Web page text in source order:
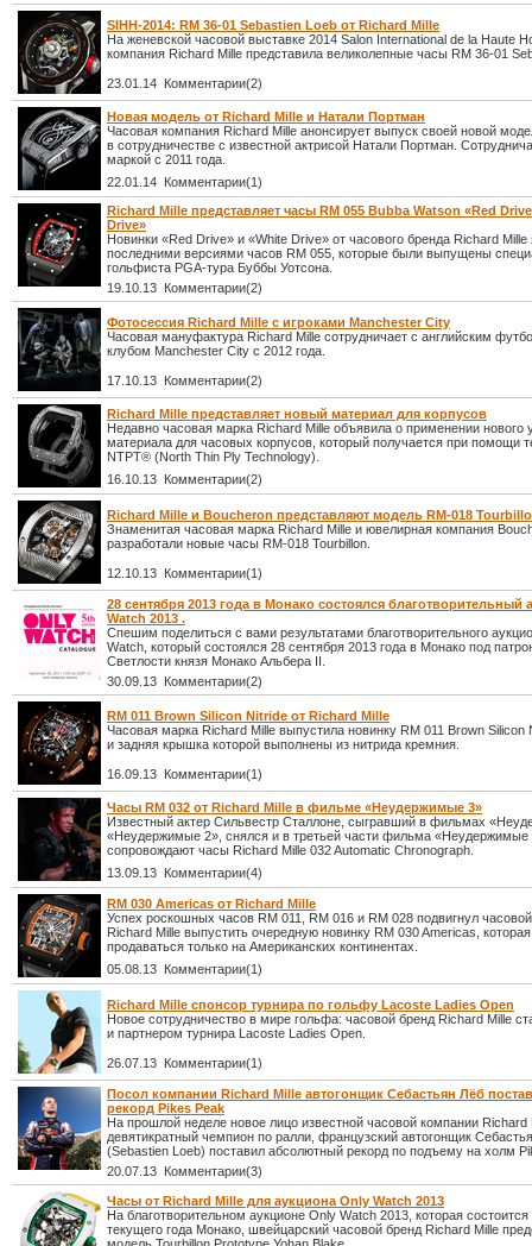
SIHH-2014: RM 36-01 Sebastien Loeb от Richard Mille
На женевской часовой выставке 2014 Salon International de la Haute
компания Richard Mille представила великолепные часы RM 36-01
23.01.14 Комментарии(2)
Новая модель от Richard Mille и Натали Портман
Часовая компания Richard Mille анонсирует выпуск своей новой
в сотрудничестве с известной актрисой Натали Портман.
маркой с 2011 года.
22.01.14 Комментарии(1)
Richard Mille представляет часы RM 055 Bubba Watson «Red
Drive»
Новинки «Red Drive» и «White Drive» от часового бренда Richard Mille
последними версиями часов RM 055, которые были выпущены
гольфиста PGA-тура Буббы Уотсона.
19.10.13 Комментарии(2)
Фотосессия Richard Mille с игроками Manchester City
Часовая мануфактура Richard Mille сотрудничает с английским
клубом Manchester City с 2012 года.
17.10.13 Комментарии(2)
Richard Mille представляет новый материал для корпусов
Недавно часовая марка Richard Mille объявила о применении нового
материала для часовых корпусов, который получается при помощи
NTPT® (North Thin Ply Technology).
16.10.13 Комментарии(2)
Richard Mille и Boucheron представляют модель RM-018
Знаменитая часовая марка Richard Mille и ювелирная компания
разработали новые часы RM-018 Tourbillon.
12.10.13 Комментарии(1)
28 сентября 2013 года в Монако состоялся благотворительный
Watch 2013 .
Спешим поделиться с вами результатами благотворительного
Watch, который состоялся 28 сентября 2013 года в Монако под
Светлости князя Монако Альбера II.
30.09.13 Комментарии(2)
RM 011 Brown Silicon Nitride от Richard Mille
Часовая марка Richard Mille выпустила новинку RM 011 Brown Silicon
и задняя крышка которой выполнены из нитрида кремния.
16.09.13 Комментарии(1)
Часы RM 032 от Richard Mille в фильме «Неудержимые 3»
Известный актер Сильвестр Сталлоне, сыгравший в фильмах
«Неудержимые 2», снялся и в третьей части фильма «Неудержимые
сопровождают часы Richard Mille 032 Automatic Chronograph.
13.09.13 Комментарии(4)
RM 030 Americas от Richard Mille
Успех роскошных часов RM 011, RM 016 и RM 028 подвигнул
Richard Mille выпустить очередную новинку RM 030 Americas,
продаваться только на Американских континентах.
05.08.13 Комментарии(1)
Richard Mille спонсор турнира по гольфу Lacoste Ladies Open
Новое сотрудничество в мире гольфа: часовой бренд Richard Mille
и партнером турнира Lacoste Ladies Open.
26.07.13 Комментарии(1)
Посол компании Richard Mille автогонщик Себастьян Лёб
рекорд Pikes Peak
На прошлой неделе новое лицо известной часовой компании Richard
девятикратный чемпион по ралли, французский автогонщик
(Sebastien Loeb) поставил абсолютный рекорд по подъему на холм
20.07.13 Комментарии(3)
Часы от Richard Mille для аукциона Only Watch 2013
На благотворительном аукционе Only Watch 2013, которая состоится
текущего года Монако, швейцарский часовой бренд Richard Mille